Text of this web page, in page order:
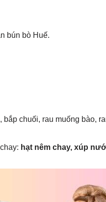
bún bò Huế.
chuối, rau muống bào,
hạt nêm chay, xúp